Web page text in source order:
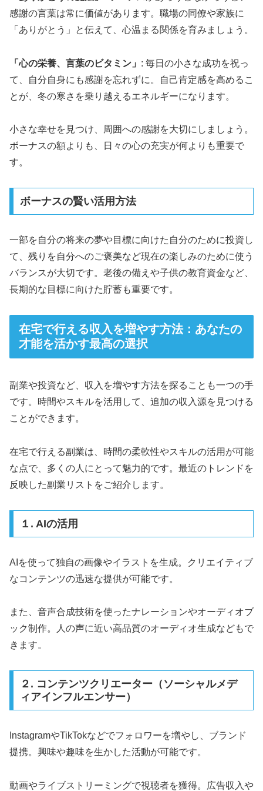
感謝の言葉は常に価値があります。職場の同僚や家族に
「ありがとう」と伝えて、心温まる関係を育みましょう。
「心の栄養、言葉のビタミン」 : 毎日の小さな成功を祝っ
て、自分自身にも感謝を忘れずに。自己肯定感を高めるこ
とが、冬の寒さを乗り越えるエネルギーになります。
小さな幸せを見つけ、周囲への感謝を大切にしましょう。
ボーナスの額よりも、日々の心の充実が何よりも重要で
す。
ボーナスの賢い活用方法
一部を自分の将来の夢や目標に向けた自分のために投資し
て、残りを自分へのご褒美など現在の楽しみのために使う
バランスが大切です。老後の備えや子供の教育資金など、
長期的な目標に向けた貯蓄も重要です。
在宅で行える収入を増やす方法：あなたの
才能を活かす最高の選択
副業や投資など、収入を増やす方法を探ることも一つの手
です。時間やスキルを活用して、追加の収入源を見つける
ことができます。
在宅で行える副業は、時間の柔軟性やスキルの活用が可能
な点で、多くの人にとって魅力的です。最近のトレンドを
反映した副業リストをご紹介します。
１. AIの活用
AIを使って独自の画像やイラストを生成。クリエイティブ
なコンテンツの迅速な提供が可能です。
また、音声合成技術を使ったナレーションやオーディオブ
ック制作。人の声に近い高品質のオーディオ生成などもで
きます。
２. コンテンツクリエーター（ソーシャルメデ
ィアインフルエンサー）
InstagramやTikTokなどでフォロワーを増やし、ブランド
提携。興味や趣味を生かした活動が可能です。
動画やライブストリーミングで視聴者を獲得。広告収入や